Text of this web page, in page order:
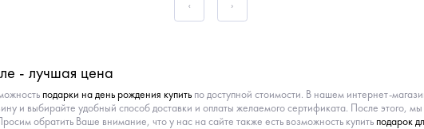
- лучшая цена
подарки на день рождения купить по доступной стоимости. В нашем интернет-
и выбирайте удобный способ доставки и оплаты желаемого сертификата. После этого,
обратить Ваше внимание, что у нас на сайте также есть возможность купить подарок